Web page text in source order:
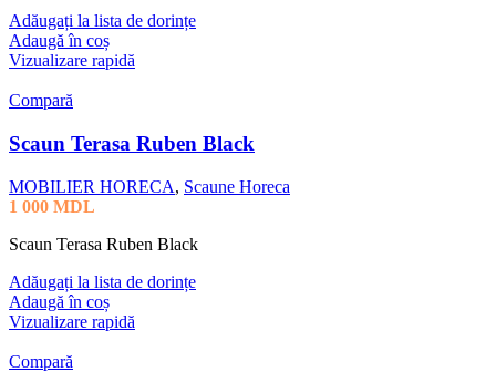
Adăugați la lista de dorințe
Adaugă în coș
Vizualizare rapidă
Compară
Scaun Terasa Ruben Black
MOBILIER HORECA, Scaune Horeca
1 000 MDL
Scaun Terasa Ruben Black
Adăugați la lista de dorințe
Adaugă în coș
Vizualizare rapidă
Compară